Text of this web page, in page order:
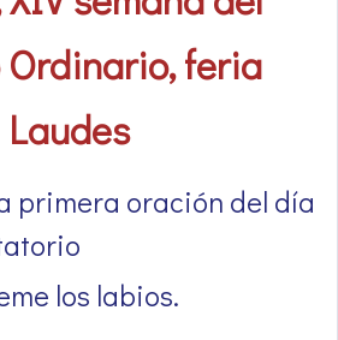
Ordinario, feria
Laudes
primera oración del día
los labios.